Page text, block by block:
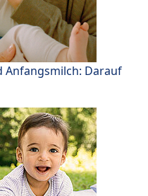
Anfangsmilch: Darauf